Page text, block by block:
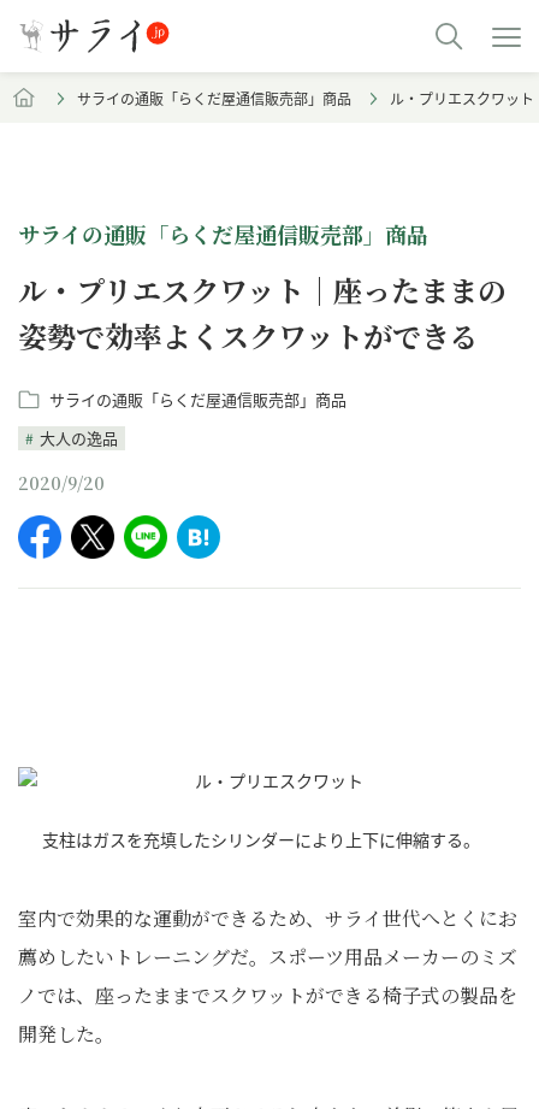
サライの通販「らくだ屋通信販売部」商品 ル・プリエスクワッ
サライの通販「らくだ屋通信販売部」商品
ル・プリエスクワット｜座ったままの
姿勢で効率よくスクワットができる
サライの通販「らくだ屋通信販売部」商品
大人の逸品
2020/9/20
支柱はガスを充填したシリンダーにより上下に伸縮する。
室内で効果的な運動ができるため、サライ世代へとくにお
薦めしたいトレーニングだ。スポーツ用品メーカーのミズ
ノでは、座ったままでスクワットができる椅子式の製品を
開発した。